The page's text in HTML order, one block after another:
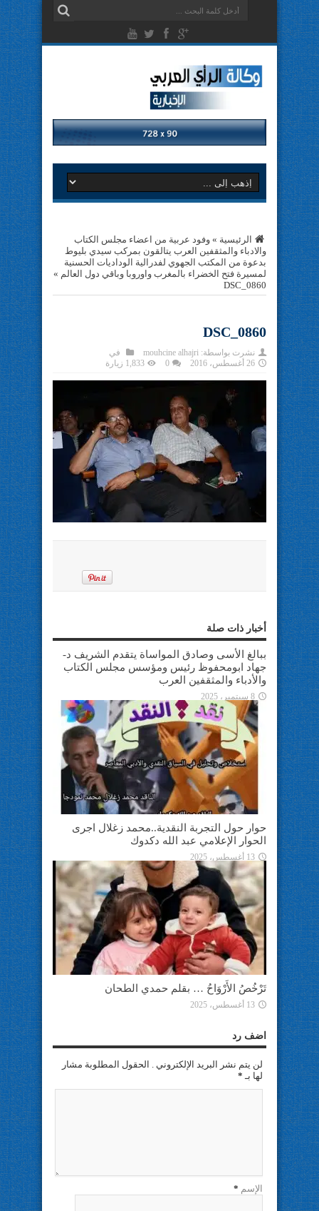
الرئيسية » وفود عربية من اعضاء مجلس الكتاب
والادباء والمثقفين العرب يتالقون بمركب سيدي بليوط
بدعوة من المكتب الجهوي لفدرالية الوداديات الحسنية
لمسيرة فتح الخضراء بالمغرب واوروبا وباقي دول العالم »
DSC_0860
DSC_0860
نشرت بواسطة: mouhcine alhajri
في
26 أغسطس، 2016
0 1,833 زيارة
أخبار ذات صلة
ببالغ الأسى وصادق المواساة يتقدم الشريف د-
جهاد ابومحفوظ رئيس ومؤسس مجلس الكتاب
والأدباء والمثقفين العرب
8 سبتمبر، 2025
حوار حول التجربة النقدية..محمد زغلال اجرى
الحوار الإعلامي عبد الله دكدوك
13 أغسطس، 2025
تَرْخُصُ الأَرْوَاحُ … بقلم حمدي الطحان
13 أغسطس، 2025
اضف رد
لن يتم نشر البريد الإلكتروني . الحقول المطلوبة مشار
لها بـ *
الإسم *